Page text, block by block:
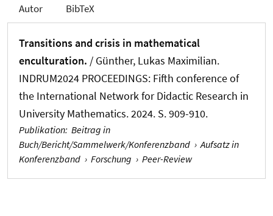
Autor BibTeX
Transitions and crisis in mathematical
enculturation. / Günther, Lukas Maximilian.
INDRUM2024 PROCEEDINGS: Fifth conference of
the International Network for Didactic Research in
University Mathematics. 2024. S. 909-910.
Publikation: Beitrag in
Buch/Bericht/Sammelwerk/Konferenzband › Aufsatz in
Konferenzband › Forschung › Peer-Review